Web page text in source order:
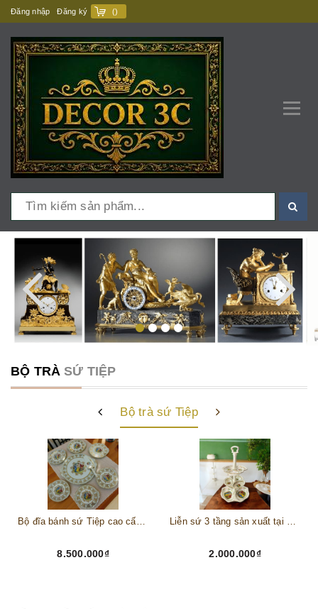
Đăng nhập Đăng ký ()
BỘ TRÀSỨ TIỆP
Bộ trà sứ Tiệp
8.500.000₫ 2.000.000₫